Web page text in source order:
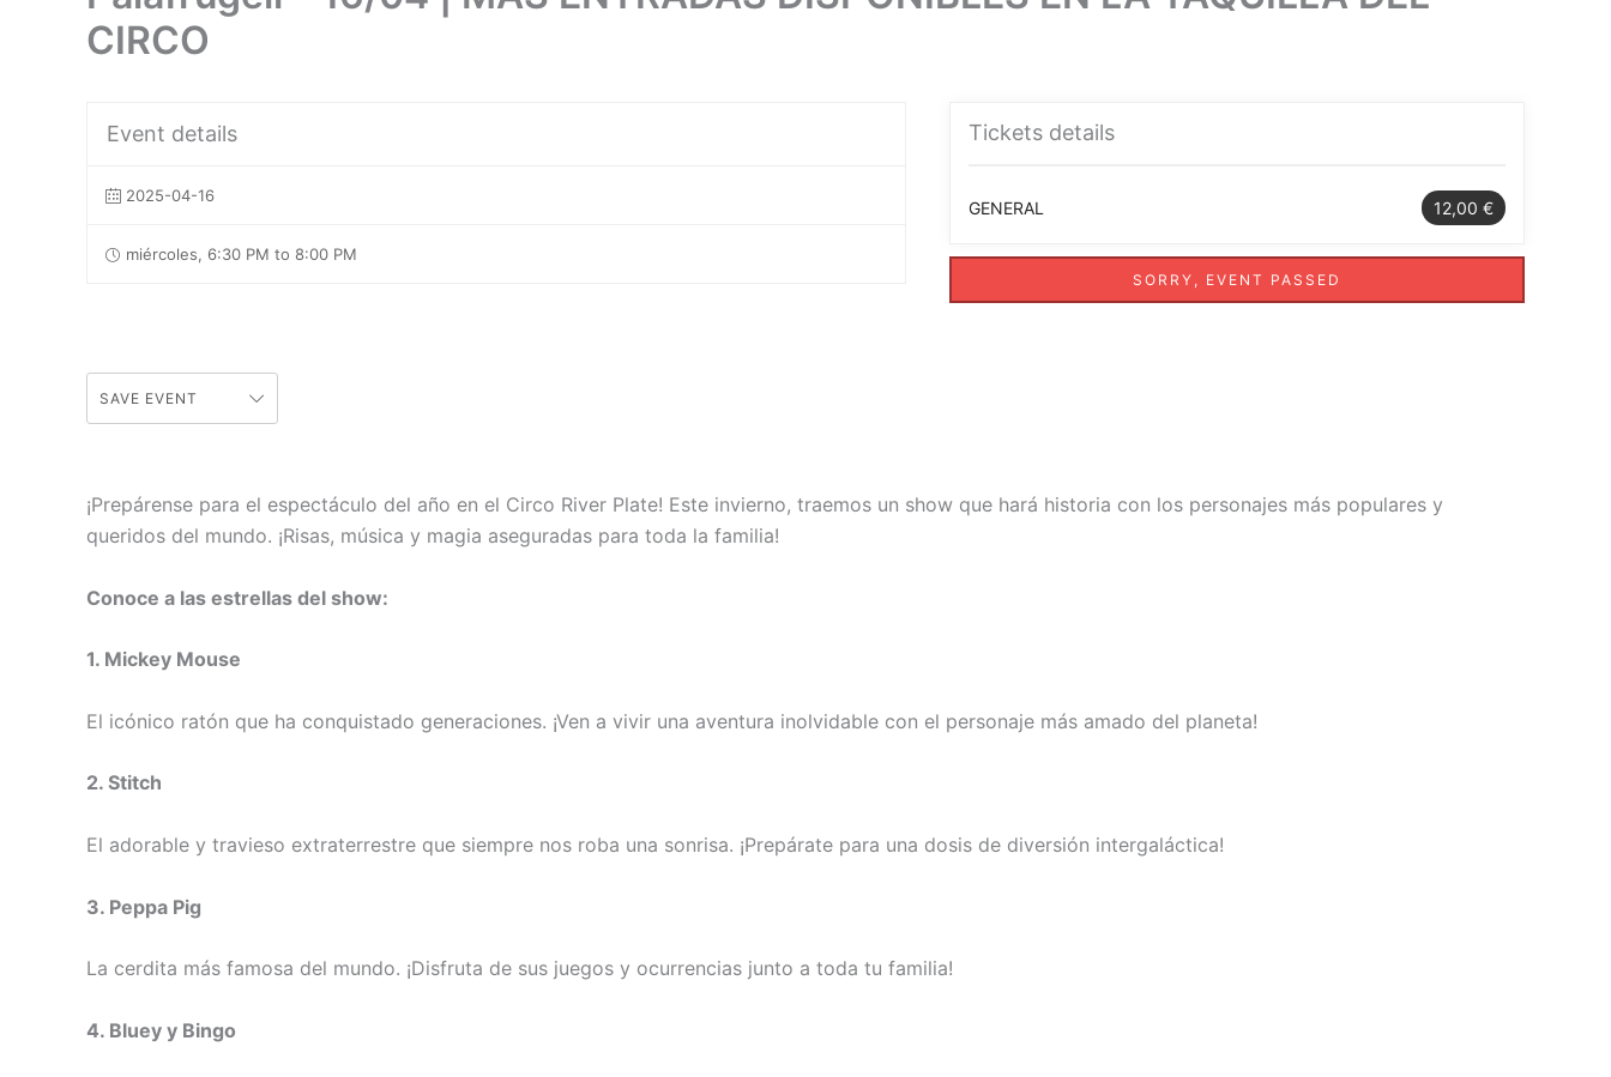
CIRCO
Event details
2025-04-16
miércoles, 6:30 PM to 8:00 PM
Tickets details
12,00 €
GENERAL
SORRY, EVENT PASSED
SAVE EVENT
¡Prepárense para el espectáculo del año en el Circo River Plate! Este invierno, traemos un show que hará historia con los personajes más populares y
queridos del mundo. ¡Risas, música y magia aseguradas para toda la familia!
Conoce a las estrellas del show:
1. Mickey Mouse
El icónico ratón que ha conquistado generaciones. ¡Ven a vivir una aventura inolvidable con el personaje más amado del planeta!
2. Stitch
El adorable y travieso extraterrestre que siempre nos roba una sonrisa. ¡Prepárate para una dosis de diversión intergaláctica!
3. Peppa Pig
La cerdita más famosa del mundo. ¡Disfruta de sus juegos y ocurrencias junto a toda tu familia!
4. Bluey y Bingo